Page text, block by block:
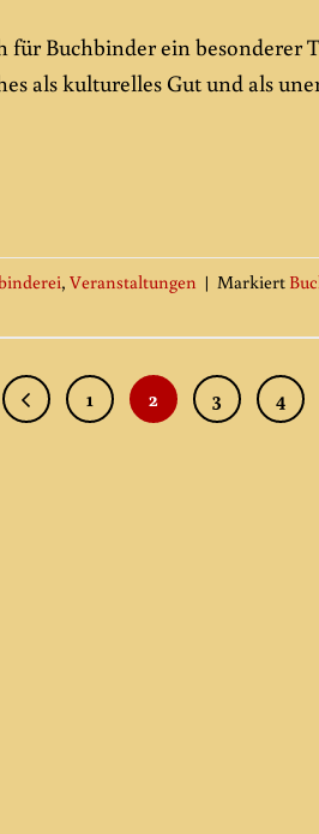
für Buchbinder ein besonderer
als kulturelles Gut und als
, Veranstaltungen | Markiert
1 2 3 4